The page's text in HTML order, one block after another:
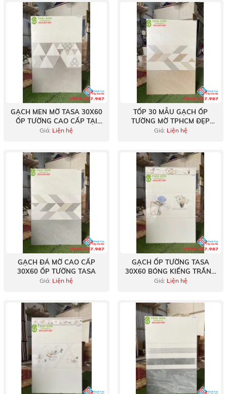
GẠCH MEN MỜ TASA 30X60
ỐP TƯỜNG CAO CẤP TẠI
LONG AN
Giá: Liện hệ
TỐP 30 MẪU GẠCH ỐP
TƯỜNG MỜ TPHCM ĐẸP
NHẤT
Giá: Liện hệ
GẠCH ĐÁ MỜ CAO CẤP
30X60 ỐP TƯỜNG TASA
Giá: Liện hệ
GẠCH ỐP TƯỜNG TASA
30X60 BÓNG KIẾNG TRẮNG
TRƠN
Giá: Liện hệ